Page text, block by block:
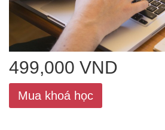
ACCA
Google Sheet
499,000 VND
Mua khoá học